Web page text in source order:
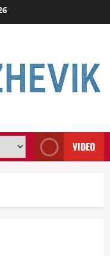
VIDEO